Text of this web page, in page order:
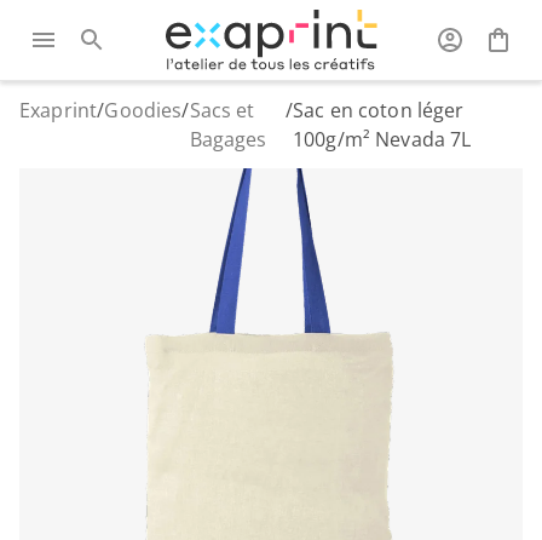
Exaprint/Goodies/Sacs et
Bagages
/Sac en coton léger
100g/m² Nevada 7L